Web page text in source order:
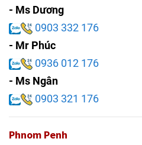
- Ms Dương
0903 332 176
- Mr Phúc
0936 012 176
- Ms Ngân
0903 321 176
Phnom Penh